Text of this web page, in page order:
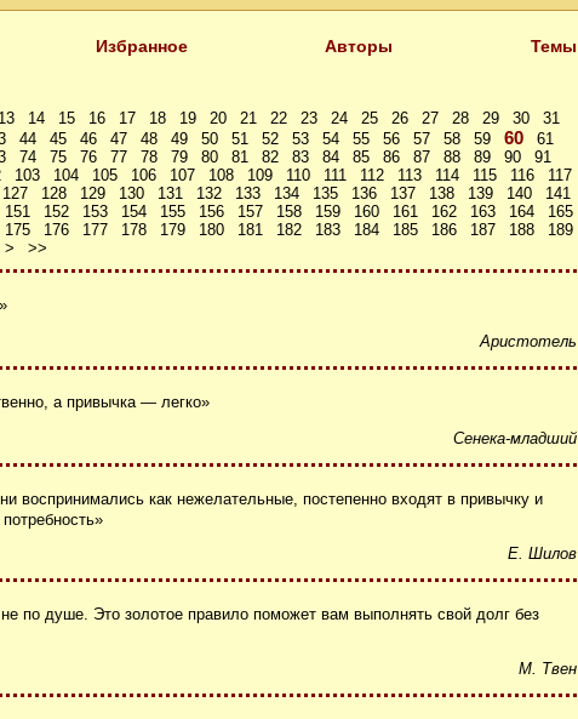
Избранное Авторы Темы
13 14 15 16 17 18 19 20 21 22 23 24 25 26 27 28 29 30
31
44 45 46 47 48 49 50 51 52 53 54 55 56 57 58 59 60 61
74 75 76 77 78 79 80 81 82 83 84 85 86 87 88 89 90
91
103 104 105 106 107 108 109 110 111 112 113 114 115 116
117
127 128 129 130 131 132 133 134 135 136 137 138 139 140
141
151 152 153 154 155 156 157 158 159 160 161 162 163 164
165
175 176 177 178 179 180 181 182 183 184 185 186 187 188
189
> >>
Аристотель
а привычка ― легко»
Сенека-младший
воспринимались как нежелательные, постепенно входят в привычку и
Е. Шилов
по душе. Это золотое правило поможет вам выполнять свой долг без
М. Твен